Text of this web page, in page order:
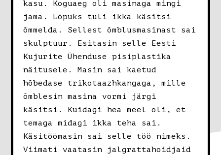
kasu. Koguaeg oli masinaga mingi
jama. Lõpuks tuli ikka käsitsi
õmmelda. Sellest õmblusmasinast sai
skulptuur. Esitasin selle Eesti
Kujurite Ühenduse pisiplastika
näitusele. Masin sai kaetud
hõbedase trikotaazhkangaga, mille
õmblesin masina vormi järgi
käsitsi. Kuidagi hea meel oli, et
temaga midagi ikka teha sai.
Käsitöömasin sai selle töö nimeks.
Viimati vaatasin jalgrattahoidjaid